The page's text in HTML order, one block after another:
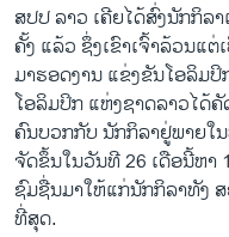
ສປປ ລາວ ເຄີຍໄດ້ສົ່ງນັກກິລ
ຄັ້ງ ແລ້ວ ຊຶ່ງເຂົາເຈົ້າລ້ວນແ
ມາຮອດງານ ແຂ່ງຂັນໂອລິມ
ໂອລິມປິກ ແຫ່ງຊາດລາວໄດ້
ຄົນບວກກັບ ນັກກິລາຢູ່ພາຍໃ
ຈັດຂຶ້ນໃນວັນທີ 26 ເດືອນີ້ຫາ
ຊົມຊື່ນມາໃຫ້ແກ່ນັກກິລາທັງ
ທີ່ສຸດ.